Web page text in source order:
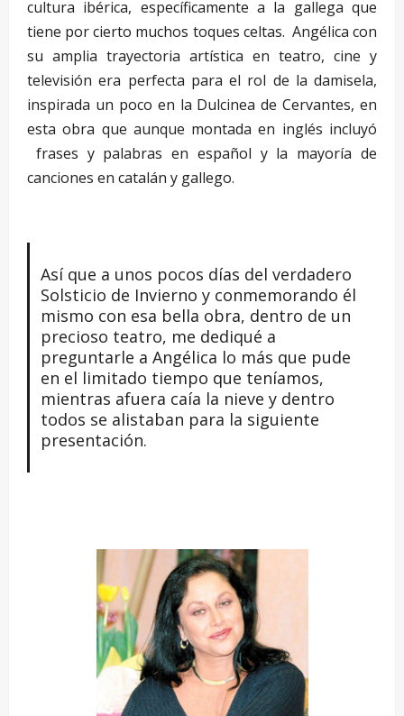
cultura ibérica, específicamente a la gallega que
tiene por cierto muchos toques celtas. Angélica con
su amplia trayectoria artística en teatro, cine y
televisión era perfecta para el rol de la damisela,
inspirada un poco en la Dulcinea de Cervantes, en
esta obra que aunque montada en inglés incluyó
frases y palabras en español y la mayoría de
canciones en catalán y gallego.
Así que a unos pocos días del verdadero
Solsticio de Invierno y conmemorando él
mismo con esa bella obra, dentro de un
precioso teatro, me dediqué a
preguntarle a Angélica lo más que pude
en el limitado tiempo que teníamos,
mientras afuera caía la nieve y dentro
todos se alistaban para la siguiente
presentación.